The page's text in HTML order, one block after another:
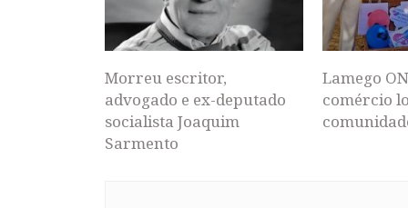
Morreu escritor,
advogado e ex-deputado
socialista Joaquim
Sarmento
Lamego
comércio